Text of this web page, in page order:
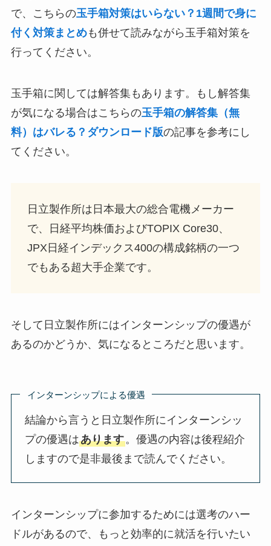
で、こちらの玉手箱対策はいらない？1週間で身に
付く対策まとめも併せて読みながら玉手箱対策を
行ってください。
玉手箱に関しては解答集もあります。もし解答集
が気になる場合はこちらの玉手箱の解答集（無
料）はバレる？ダウンロード版の記事を参考にし
てください。
日立製作所は日本最大の総合電機メーカー
で、日経平均株価およびTOPIX Core30、
JPX日経インデックス400の構成銘柄の一つ
でもある超大手企業です。
そして日立製作所にはインターンシップの優遇が
あるのかどうか、気になるところだと思います。
インターンシップによる優遇
結論から言うと日立製作所にインターンシッ
プの優遇はあります。優遇の内容は後程紹介
しますので是非最後まで読んでください。
インターンシップに参加するためには選考のハー
ドルがあるので、もっと効率的に就活を行いたい